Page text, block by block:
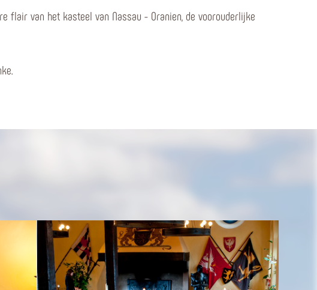
flair van het kasteel van Nassau - Oranien, de voorouderlijke